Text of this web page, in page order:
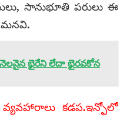
సానుభూతి పరులు ఈ
మనవి.
భైరేని లేదా భైరవకోన
వ్యవహారాలు కడప.ఇన్ఫోలో